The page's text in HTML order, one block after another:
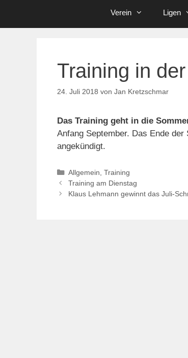
Verein Ligen
Training in
24. Juli 2018 von Jan Kretzschmar
Das Training geht in die
Anfang September. Das Ende
angekündigt.
Kategorien
Allgemein Training
Training am Dienstag
Klaus Lehmann gewinnt das Juli-